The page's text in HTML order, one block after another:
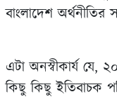
বাংলাদেশ অর্থনীতির
এটা অনস্বীকার্য যে,
কিছু কিছু ইতিবাচক